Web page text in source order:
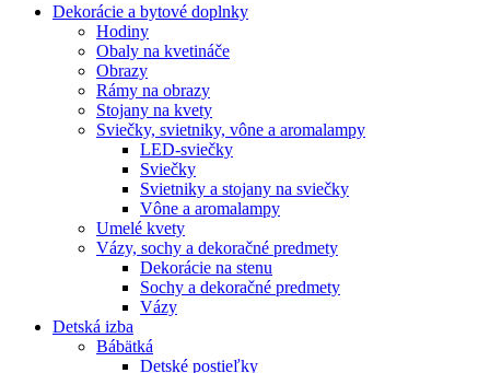
Dekorácie a bytové doplnky
Hodiny
Obaly na kvetináče
Obrazy
Rámy na obrazy
Stojany na kvety
Sviečky, svietniky, vône a aromalampy
LED-sviečky
Sviečky
Svietniky a stojany na sviečky
Vône a aromalampy
Umelé kvety
Vázy, sochy a dekoračné predmety
Dekorácie na stenu
Sochy a dekoračné predmety
Vázy
Detská izba
Bábätká
Detské postieľky